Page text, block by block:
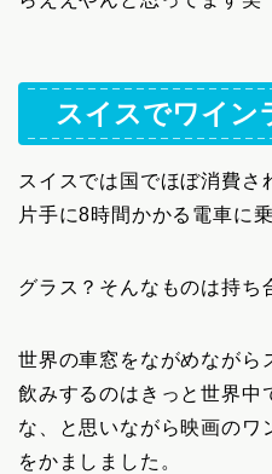
スイスでワイン
スイスでは国でほぼ消費さ
片手に8時間かかる電車に
グラス？そんなものは持ち
世界の車窓をながめながら
飲みするのはきっと世界中
な、と思いながら映画のワ
をかましました。